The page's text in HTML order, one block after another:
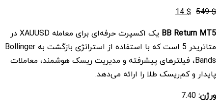
$
549
قیمت
$ 549
بود.
$
14
قیمت
$ 14
است.
BB Return MT5
یک اکسپرت حرفه‌ای برای معامله XAUUSD در
متاتریدر 5 است که با استفاده از استراتژی بازگشت به Bollinger
Bands، فیلترهای پیشرفته و مدیریت ریسک هوشمند، معاملات
پایدار و کم‌ریسک طلا را ارائه می‌دهد.
ورژن: